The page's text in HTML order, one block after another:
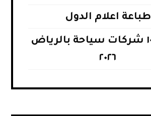
طباعة اعلام الدول
افضل ١٠ شركات سياحة بالرياض
٢٠٢٦